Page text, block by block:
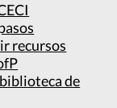
recursos
de